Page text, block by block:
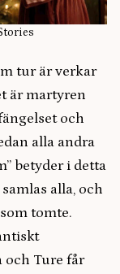
tur är verkar
är martyren
och
alla andra
betyder i detta
alla, och
tomte.
och Ture får